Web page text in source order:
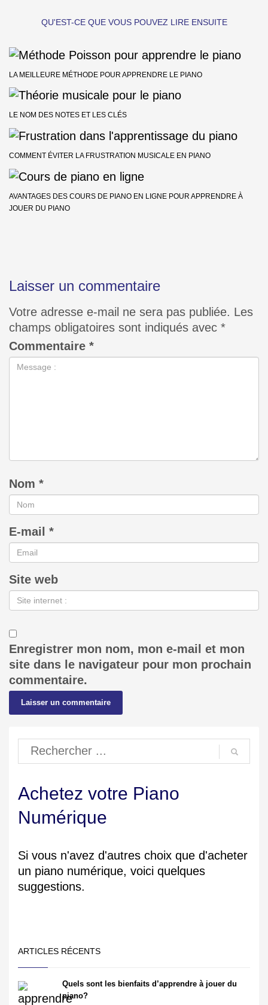
QU'EST-CE QUE VOUS POUVEZ LIRE ENSUITE
LA MEILLEURE MÉTHODE POUR APPRENDRE LE PIANO
LE NOM DES NOTES ET LES CLÉS
COMMENT ÉVITER LA FRUSTRATION MUSICALE EN PIANO
AVANTAGES DES COURS DE PIANO EN LIGNE POUR APPRENDRE À
JOUER DU PIANO
Laisser un commentaire
Votre adresse e-mail ne sera pas publiée. Les
champs obligatoires sont indiqués avec *
Commentaire *
Nom *
E-mail *
Site web
Enregistrer mon nom, mon e-mail et mon
site dans le navigateur pour mon prochain
commentaire.
Achetez votre Piano
Numérique
Si vous n'avez d'autres choix que d'acheter
un piano numérique, voici quelques
suggestions.
ARTICLES RÉCENTS
Quels sont les bienfaits d’apprendre à jouer du
piano?